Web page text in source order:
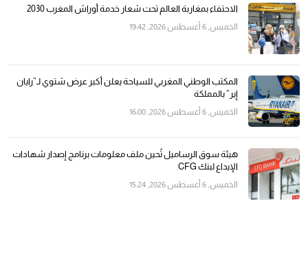
الاحتفاء بمغاربة العالم تحت شعار خدمة أوراش المغرب 2030
الخميس, 6 أغسطس 2026, 19:42
المكتب الوطني المغربي للسياحة يعلن أكبر عرض شتوي لـ”رايان
إير” بالمملكة
الخميس, 6 أغسطس 2026, 16:00
هيئة سوق الرساميل تُحين ملف معلومات برنامج إصدار شهادات
الإيداع لبنك CFG
الخميس, 6 أغسطس 2026, 15:24